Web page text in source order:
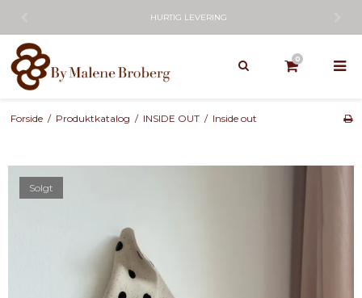
HURTIG LEVERING
0
Forside / Produktkatalog / INSIDE OUT / Inside out
Solgt